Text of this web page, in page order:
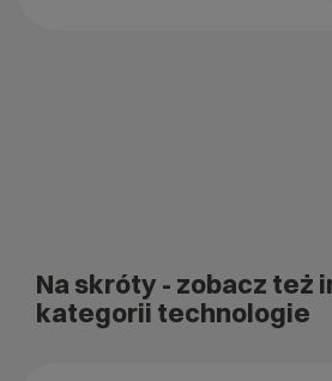
Na skróty - zobacz też
kategorii technologie